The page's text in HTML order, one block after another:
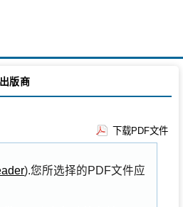
出版商
下载PDF文件
).您所选择的PDF文件应